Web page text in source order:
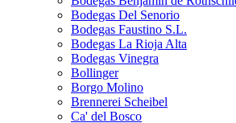
Bodegas Del Senorio
Bodegas Faustino S.L.
Bodegas La Rioja Alta
Bodegas Vinegra
Bollinger
Borgo Molino
Brennerei Scheibel
Ca' del Bosco